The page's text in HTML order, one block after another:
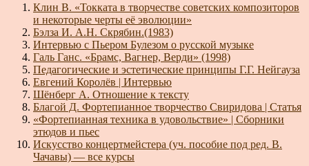
Клин В. «Токката в творчестве советских композиторов
и некоторые черты её эволюции»
Бэлза И. А.Н. Скрябин.(1983)
Интервью с Пьером Булезом о русской музыке
Галь Ганс. «Брамс, Вагнер, Верди» (1998)
Педагогические и эстетические принципы Г.Г. Нейгауза
Евгений Королёв | Интервью
Шёнберг А. Отношение к тексту
Благой Д. Фортепианное творчество Свиридова | Статья
«Фортепианная техника в удовольствие» | Сборники
этюдов и пьес
Искусство концертмейстера (уч. пособие под ред. В.
Чачавы) — все курсы